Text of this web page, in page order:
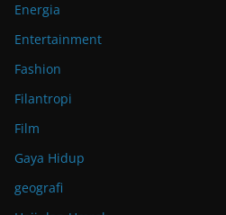
Energia
Entertainment
Fashion
Filantropi
Film
Gaya Hidup
geografi